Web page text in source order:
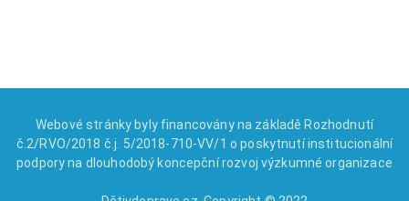
Webové stránky byly financovány na základě Rozhodnutí
č.2/RVO/2018 č.j. 5/2018-710-VV/1 o poskytnutí institucionální
podpory na dlouhodobý koncepční rozvoj výzkumné organizace